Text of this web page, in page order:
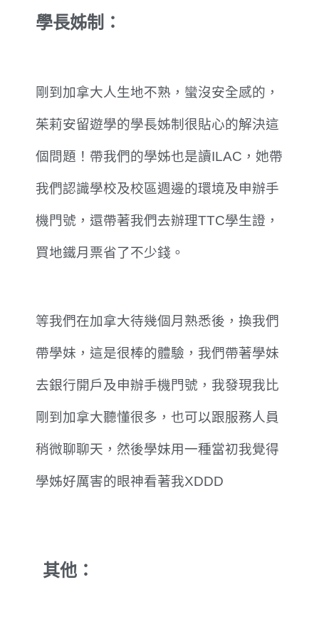
學長姊制：
剛到加拿大人生地不熟，蠻沒安全感的，
茱莉安留遊學的學長姊制很貼心的解決這
個問題！帶我們的學姊也是讀ILAC，她帶
我們認識學校及校區週邊的環境及申辦手
機門號，還帶著我們去辦理TTC學生證，
買地鐵月票省了不少錢。
等我們在加拿大待幾個月熟悉後，換我們
帶學妹，這是很棒的體驗，我們帶著學妹
去銀行開戶及申辦手機門號，我發現我比
剛到加拿大聽懂很多，也可以跟服務人員
稍微聊聊天，然後學妹用一種當初我覺得
學姊好厲害的眼神看著我XDDD
其他：